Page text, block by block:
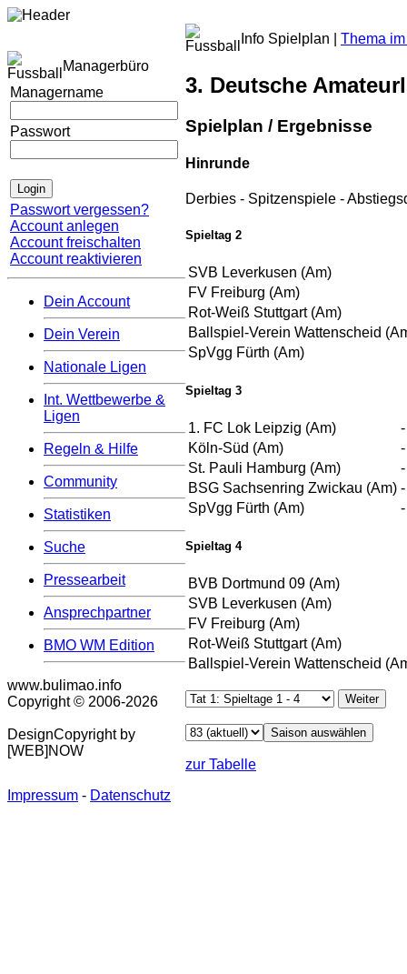
Managerbüro
Managername
Passwort
Passwort vergessen?
Account anlegen
Account freischalten
Account reaktivieren
Dein Account
Dein Verein
Nationale Ligen
Int. Wettbewerbe &
Ligen
Regeln & Hilfe
Community
Statistiken
Suche
Pressearbeit
Ansprechpartner
BMO WM Edition
www.bulimao.info
Copyright © 2006-2026
DesignCopyright by
[WEB]NOW
Info Spielplan | Thema
3. Deutsche
Spielplan / Ergebnisse
Hinrunde
Derbies - Spitzenspiele -
Spieltag 2
SVB Leverkusen (Am)
FV Freiburg (Am)
Rot-Weiß Stuttgart (Am)
Ballspiel-Verein Wattenscheid
SpVgg Fürth (Am)
Spieltag 3
1. FC Lok Leipzig (Am)
-
Köln-Süd (Am)
-
St. Pauli Hamburg (Am)
-
BSG Sachsenring Zwickau (Am) -
SpVgg Fürth (Am)
-
Spieltag 4
BVB Dortmund 09 (Am)
SVB Leverkusen (Am)
FV Freiburg (Am)
Rot-Weiß Stuttgart (Am)
Ballspiel-Verein Wattenscheid
zur Tabelle
Impressum - Datenschutz